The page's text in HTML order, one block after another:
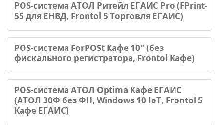
POS-система АТОЛ Ритейл ЕГАИС Pro (FPrint-
55 для ЕНВД, Frontol 5 Торговля ЕГАИС)
POS-система ForPOSt Кафе 10" (без
фискального регистратора, Frontol Кафе)
POS-система АТОЛ Optima Кафе ЕГАИС
(АТОЛ 30Ф без ФН, Windows 10 IoT, Frontol 5
Кафе ЕГАИС)